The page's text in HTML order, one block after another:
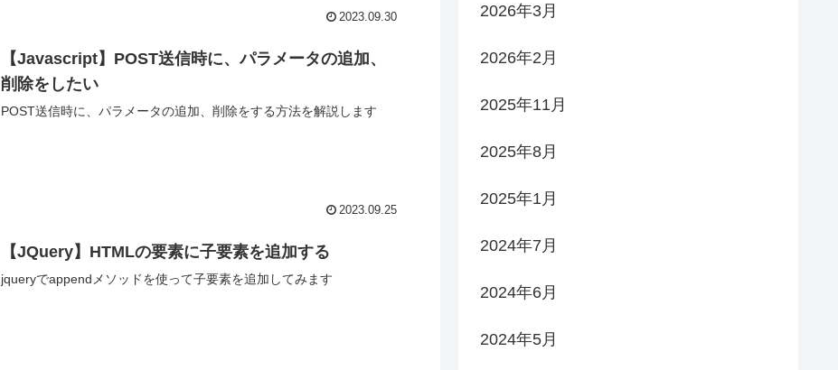
2023.09.30
【Javascript】POST送信時に、パラメータの追加、
削除をしたい
POST送信時に、パラメータの追加、削除をする方法を解説します
2023.09.25
【JQuery】HTMLの要素に子要素を追加する
jqueryでappendメソッドを使って子要素を追加してみます
2026年3月
2026年2月
2025年11月
2025年8月
2025年1月
2024年7月
2024年6月
2024年5月